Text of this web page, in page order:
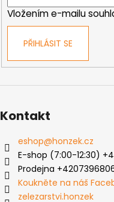
Vložením e-mailu
PŘIHLÁSIT SE
Kontakt
eshop@honzek.cz
E-shop (7:00-12:30)
Prodejna
Koukněte na náš
zelezarstvi.honzek